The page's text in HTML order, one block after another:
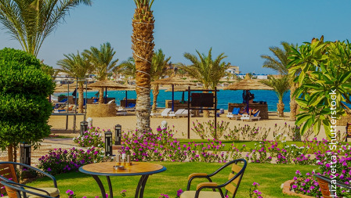
Lizavetta, Shutterstock